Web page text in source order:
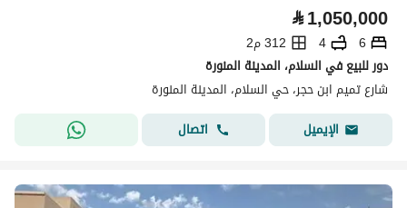
⃁1,050,000
6
4
312 م2
دور للبيع في السلام، المدينة المنورة
شارع تميم ابن حجر، حي السلام، المدينة المنورة
الإيميل
اتصال